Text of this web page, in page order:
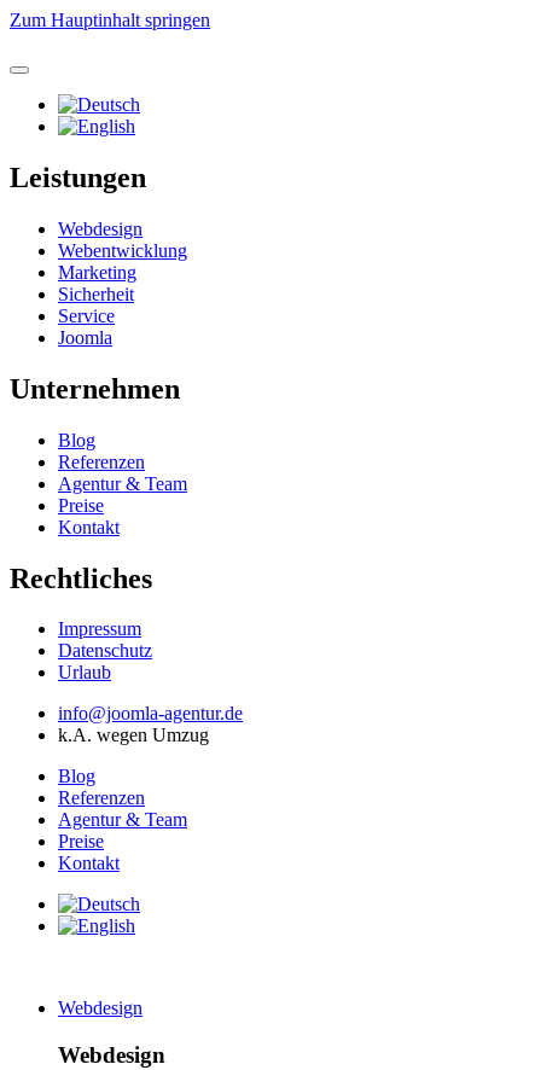
Zum Hauptinhalt springen
Leistungen
Webdesign
Webentwicklung
Marketing
Sicherheit
Service
Joomla
Unternehmen
Blog
Referenzen
Agentur & Team
Preise
Kontakt
Rechtliches
Impressum
Datenschutz
Urlaub
info@joomla-agentur.de
k.A. wegen Umzug
Blog
Referenzen
Agentur & Team
Preise
Kontakt
Webdesign
Webdesign